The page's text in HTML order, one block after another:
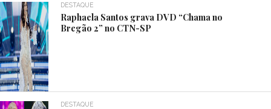
DESTAQUE
Raphaela Santos grava DVD “Chama no
Bregão 2” no CTN-SP
DESTAQUE